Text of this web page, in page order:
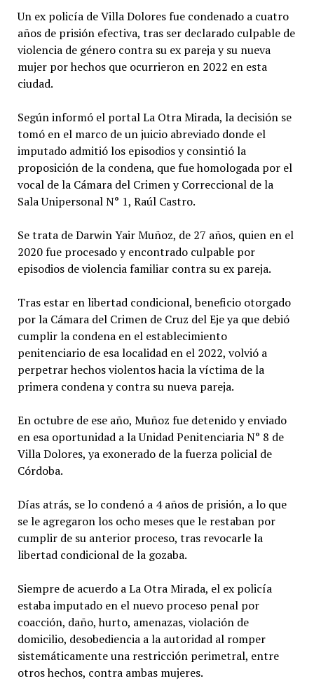
Un ex policía de Villa Dolores fue condenado a cuatro
años de prisión efectiva, tras ser declarado culpable de
violencia de género contra su ex pareja y su nueva
mujer por hechos que ocurrieron en 2022 en esta
ciudad.
Según informó el portal La Otra Mirada, la decisión se
tomó en el marco de un juicio abreviado donde el
imputado admitió los episodios y consintió la
proposición de la condena, que fue homologada por el
vocal de la Cámara del Crimen y Correccional de la
Sala Unipersonal N° 1, Raúl Castro.
Se trata de Darwin Yair Muñoz, de 27 años, quien en el
2020 fue procesado y encontrado culpable por
episodios de violencia familiar contra su ex pareja.
Tras estar en libertad condicional, beneficio otorgado
por la Cámara del Crimen de Cruz del Eje ya que debió
cumplir la condena en el establecimiento
penitenciario de esa localidad en el 2022, volvió a
perpetrar hechos violentos hacia la víctima de la
primera condena y contra su nueva pareja.
En octubre de ese año, Muñoz fue detenido y enviado
en esa oportunidad a la Unidad Penitenciaria N° 8 de
Villa Dolores, ya exonerado de la fuerza policial de
Córdoba.
Días atrás, se lo condenó a 4 años de prisión, a lo que
se le agregaron los ocho meses que le restaban por
cumplir de su anterior proceso, tras revocarle la
libertad condicional de la gozaba.
Siempre de acuerdo a La Otra Mirada, el ex policía
estaba imputado en el nuevo proceso penal por
coacción, daño, hurto, amenazas, violación de
domicilio, desobediencia a la autoridad al romper
sistemáticamente una restricción perimetral, entre
otros hechos, contra ambas mujeres.